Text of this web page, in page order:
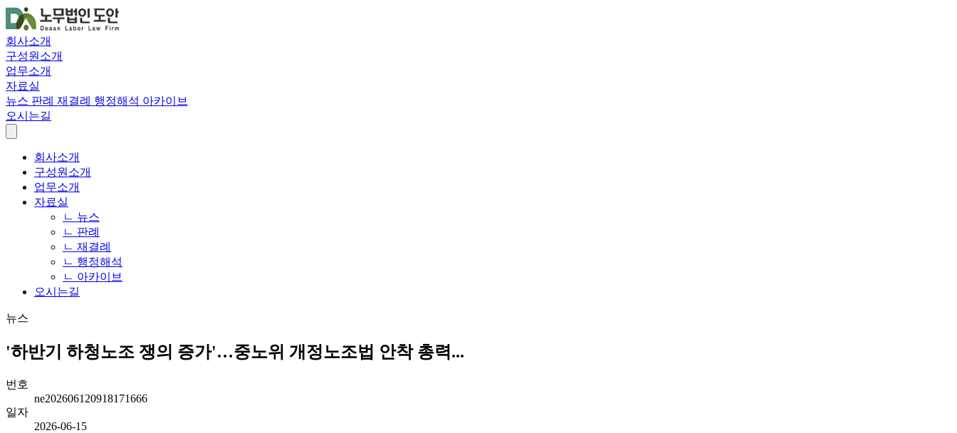
회사소개
구성원소개
업무소개
자료실
뉴스 판례 재결례 행정해석 아카이브
오시는길
회사소개
구성원소개
업무소개
자료실
ㄴ 뉴스
ㄴ 판례
ㄴ 재결례
ㄴ 행정해석
ㄴ 아카이브
오시는길
뉴스
'하반기 하청노조 쟁의 증가'…중노위 개정노조법 안착 총력...
번호
ne202606120918171666
일자
2026-06-15